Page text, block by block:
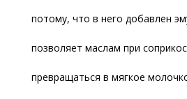
потому, что в него добавлен
позволяет маслам при
превращаться в мягкое